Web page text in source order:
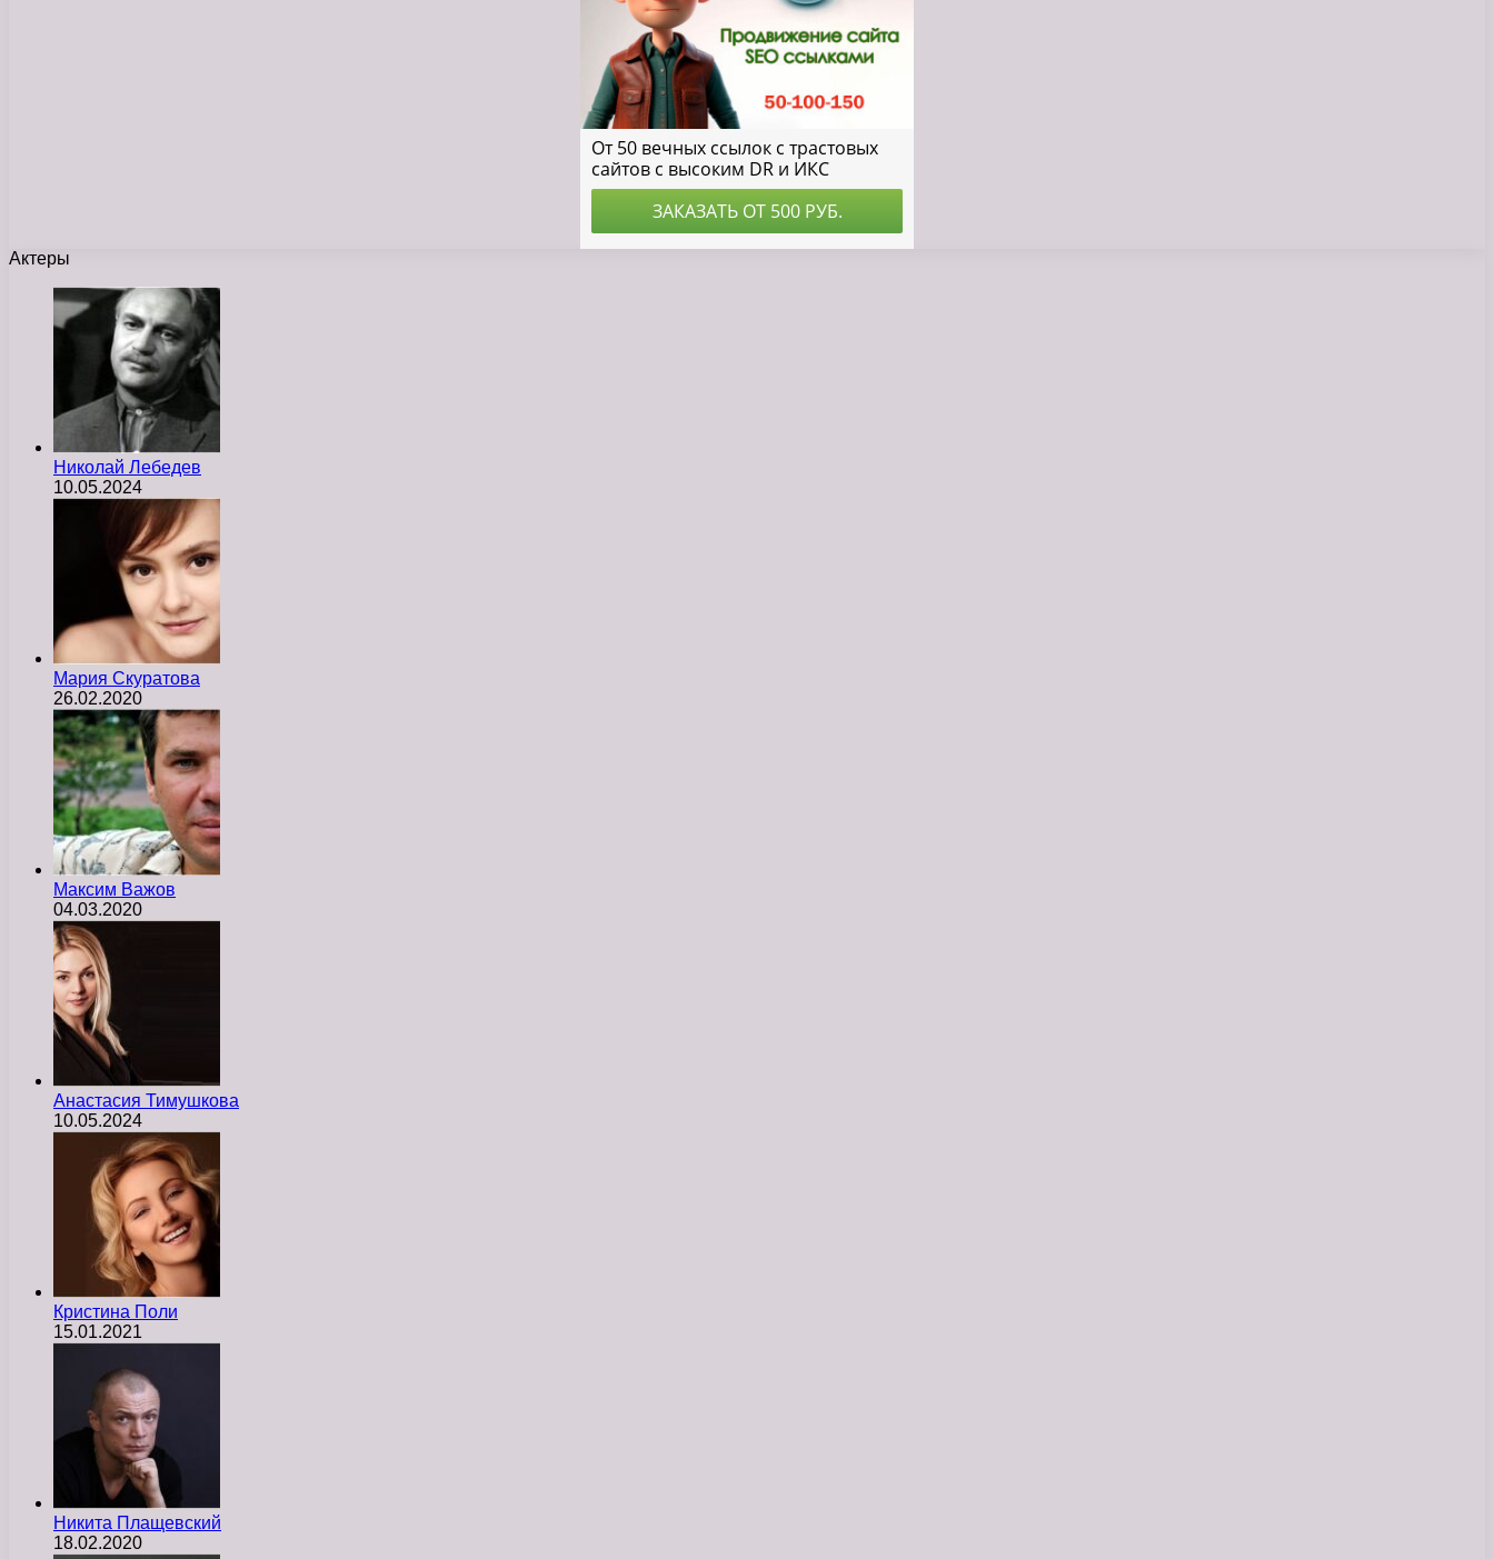
Актеры
Николай Лебедев
10.05.2024
Мария Скуратова
26.02.2020
Максим Важов
04.03.2020
Анастасия Тимушкова
10.05.2024
Кристина Поли
15.01.2021
Никита Плащевский
18.02.2020